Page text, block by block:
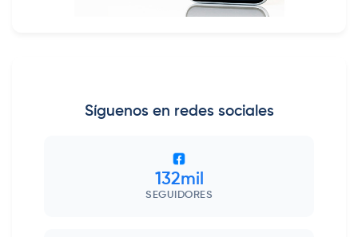
Síguenos en redes sociales
132mil
SEGUIDORES